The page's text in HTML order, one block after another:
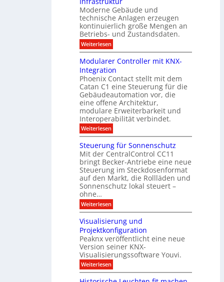
A
n
s
a
g
r
a
u
c
h
m
e
l
d
e
r
n
b
i
l
d
u
n
g
s
z
e
n
t
r
u
m
c
h
e
n
2
0
2
6
g
e
h
t
e
r
f
o
l
g
r
e
i
c
h
z
u
E
n
e
e
r
T
a
s
t
s
n
s
o
r
m
i
t
D
i
s
p
a
y
Moderne Gebäude und
technische Anlagen erzeugen
kontinuierlich große Mengen an
Betriebs- und Zustandsdaten.
Weiterlesen:
E
g
e
-
A
I
f
ü
r
G
e
b
u
d
e
:
D
a
t
e
n
a
n
a
l
y
s
e
d
i
r
Modularer Controller mit KNX-
Integration
Phoenix Contact stellt mit dem
Catan C1 eine Steuerung für die
Gebäudeautomation vor, die
eine offene Architektur,
modulare Erweiterbarkeit und
Interoperabilität verbindet.
Weiterlesen:
M
d
u
l
a
r
e
r
C
o
n
t
r
o
l
l
e
r
m
i
Steuerung für Sonnenschutz
Mit der CentralControl CC11
bringt Becker-Antriebe eine neue
Steuerung im Steckdosenformat
auf den Markt, die Rollläden und
Sonnenschutz lokal steuert –
ohne…
Weiterlesen:
S
e
u
e
r
u
n
g
f
Visualisierung und
Projektkonfiguration
Peaknx veröffentlicht eine neue
Version seiner KNX-
Visualisierungssoftware Youvi.
Weiterlesen:
V